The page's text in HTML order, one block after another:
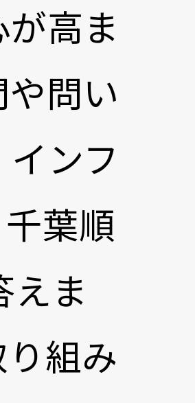
高ま
問い
ンフ
葉順
えま
組み